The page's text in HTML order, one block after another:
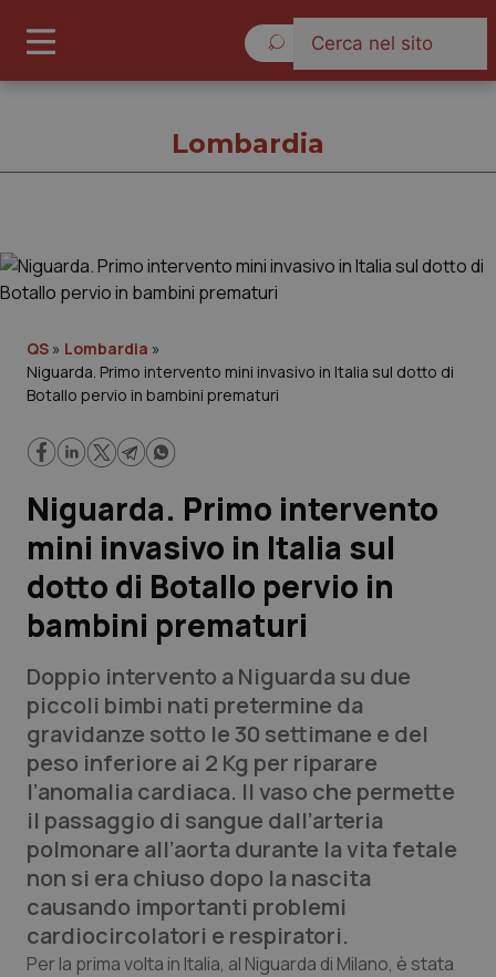
Governo e Parlamento
Regioni e Asl
Lavoro e Professioni
Scienza e Farmaci
Studi e Analisi
Lettere al direttore
Edizioni Regionali
QS Pro
Professionisti Sanitari.AI
Abruzzo
Basilicata
QS Pro Gold
Artrite & artrosi
QS Club Newsletter
Lombardia
QS » Lombardia »
Niguarda. Primo intervento mini invasivo in Italia sul dotto di
Botallo pervio in bambini prematuri
Niguarda. Primo intervento
mini invasivo in Italia sul
dotto di Botallo pervio in
bambini prematuri
Doppio intervento a Niguarda su due
piccoli bimbi nati pretermine da
gravidanze sotto le 30 settimane e del
peso inferiore ai 2 Kg per riparare
l’anomalia cardiaca. Il vaso che permette
il passaggio di sangue dall’arteria
polmonare all’aorta durante la vita fetale
non si era chiuso dopo la nascita
causando importanti problemi
cardiocircolatori e respiratori.
Per la prima volta in Italia, al Niguarda di Milano, è stata